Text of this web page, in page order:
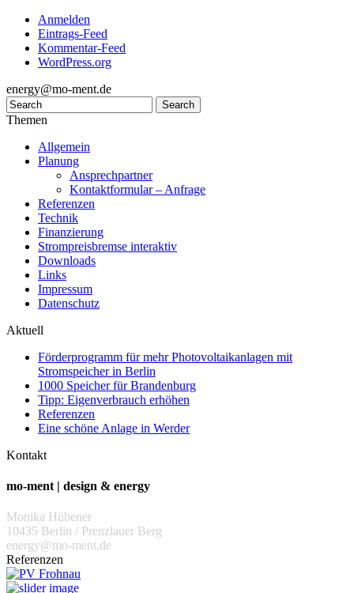
Anmelden
Eintrags-Feed
Kommentar-Feed
WordPress.org
energy@mo-ment.de
Themen
Allgemein
Planung
Ansprechpartner
Kontaktformular – Anfrage
Referenzen
Technik
Finanzierung
Strompreisbremse interaktiv
Downloads
Links
Impressum
Datenschutz
Aktuell
Förderprogramm für mehr Photovoltaikanlagen mit
Stromspeicher in Berlin
1000 Speicher für Brandenburg
Tipp: Eigenverbrauch erhöhen
Referenzen
Eine schöne Anlage in Werder
Kontakt
mo-ment | design & energy
Monika Hübener
10435 Berlin / Prenzlauer Berg
energy@mo-ment.de
Referenzen